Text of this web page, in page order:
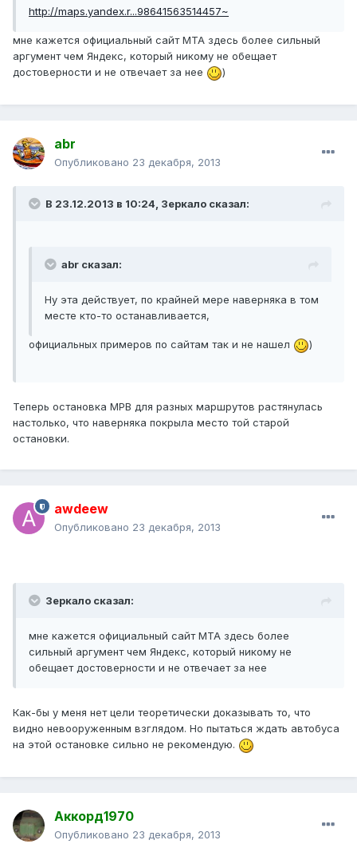
http://maps.yandex.r...98641563514457~
мне кажется официальный сайт МТА здесь более сильный
аргумент чем Яндекс, который никому не обещает
достоверности и не отвечает за нее
)
abr
Опубликовано 23 декабря, 2013
В 23.12.2013 в 10:24, Зеркало сказал:
abr сказал:
Ну эта действует, по крайней мере наверняка в том
месте кто-то останавливается,
официальных примеров по сайтам так и не нашел )
Теперь остановка МРВ для разных маршрутов растянулась
настолько, что наверняка покрыла место той старой
остановки.
awdeew
Опубликовано 23 декабря, 2013
Зеркало сказал:
мне кажется официальный сайт МТА здесь более
сильный аргумент чем Яндекс, который никому не
обещает достоверности и не отвечает за нее
Как-бы у меня нет цели теоретически доказывать то, что
видно невооруженным взглядом. Но пытаться ждать автобуса
на этой остановке сильно не рекомендую.
Аккорд1970
Опубликовано 23 декабря, 2013